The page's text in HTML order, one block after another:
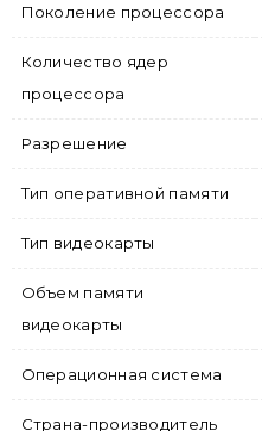
Поколение процессора
Количество ядер
процессора
Разрешение
Тип оперативной памяти
Тип видеокарты
Объем памяти
видеокарты
Операционная система
Страна-производитель